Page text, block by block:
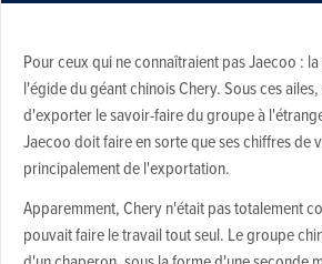
Pour ceux qui ne connaîtraient pas Jaecoo :
l'égide du géant chinois Chery. Sous ces
d'exporter le savoir-faire du groupe à
Jaecoo doit faire en sorte que ses chiffres de
principalement de l'exportation.
Apparemment, Chery n'était pas totalement
pouvait faire le travail tout seul. Le groupe